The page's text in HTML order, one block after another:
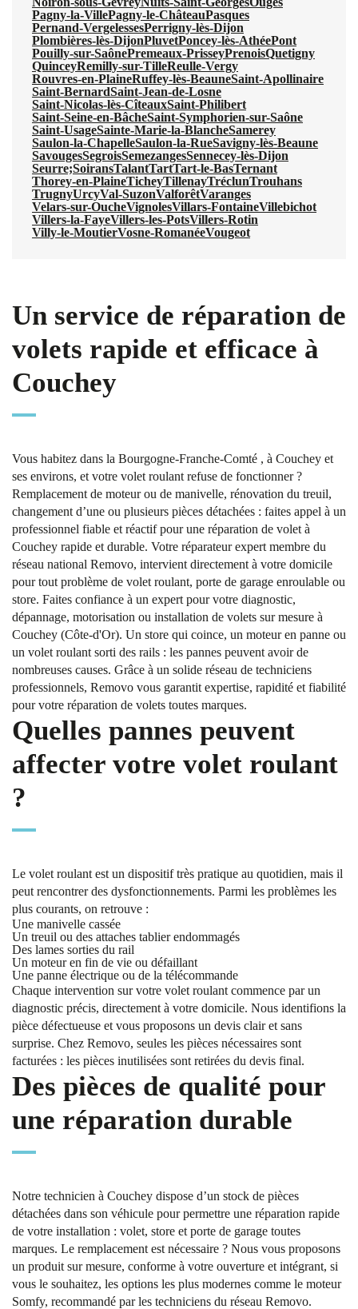
Pagny-la-VillePagny-le-ChâteauPasques
Pernand-VergelessesPerrigny-lès-Dijon
Plombières-lès-DijonPluvetPoncey-lès-AthéePont
Pouilly-sur-SaônePremeaux-PrisseyPrenoisQuetigny
QuinceyRemilly-sur-TilleReulle-Vergy
Rouvres-en-PlaineRuffey-lès-BeauneSaint-Apollinaire
Saint-BernardSaint-Jean-de-Losne
Saint-Nicolas-lès-CîteauxSaint-Philibert
Saint-Seine-en-BâcheSaint-Symphorien-sur-Saône
Saint-UsageSainte-Marie-la-BlancheSamerey
Saulon-la-ChapelleSaulon-la-RueSavigny-lès-Beaune
SavougesSegroisSemezangesSennecey-lès-Dijon
Seurre;SoiransTalantTartTart-le-BasTernant
Thorey-en-PlaineTicheyTillenayTréclunTrouhans
TrugnyUrcyVal-SuzonValforêtVaranges
Velars-sur-OucheVignolesVillars-FontaineVillebichot
Villers-la-FayeVillers-les-PotsVillers-Rotin
Villy-le-MoutierVosne-RomanéeVougeot
Un service de réparation de
volets rapide et efficace à
Couchey
Vous habitez dans la Bourgogne-Franche-Comté , à Couchey et
ses environs, et votre volet roulant refuse de fonctionner ?
Remplacement de moteur ou de manivelle, rénovation du treuil,
changement d’une ou plusieurs pièces détachées : faites appel à un
professionnel fiable et réactif pour une réparation de volet à
Couchey rapide et durable. Votre réparateur expert membre du
réseau national Removo, intervient directement à votre domicile
pour tout problème de volet roulant, porte de garage enroulable ou
store. Faites confiance à un expert pour votre diagnostic,
dépannage, motorisation ou installation de volets sur mesure à
Couchey (Côte-d'Or). Un store qui coince, un moteur en panne ou
un volet roulant sorti des rails : les pannes peuvent avoir de
nombreuses causes. Grâce à un solide réseau de techniciens
professionnels, Removo vous garantit expertise, rapidité et fiabilité
pour votre réparation de volets toutes marques.
Quelles pannes peuvent
affecter votre volet roulant
?
Le volet roulant est un dispositif très pratique au quotidien, mais il
peut rencontrer des dysfonctionnements. Parmi les problèmes les
plus courants, on retrouve :
Une manivelle cassée
Un treuil ou des attaches tablier endommagés
Des lames sorties du rail
Un moteur en fin de vie ou défaillant
Une panne électrique ou de la télécommande
Chaque intervention sur votre volet roulant commence par un
diagnostic précis, directement à votre domicile. Nous identifions la
pièce défectueuse et vous proposons un devis clair et sans
surprise. Chez Removo, seules les pièces nécessaires sont
facturées : les pièces inutilisées sont retirées du devis final.
Des pièces de qualité pour
une réparation durable
Notre technicien à Couchey dispose d’un stock de pièces
détachées dans son véhicule pour permettre une réparation rapide
de votre installation : volet, store et porte de garage toutes
marques. Le remplacement est nécessaire ? Nous vous proposons
un produit sur mesure, conforme à votre ouverture et intégrant, si
vous le souhaitez, les options les plus modernes comme le moteur
Somfy, recommandé par les techniciens du réseau Removo.